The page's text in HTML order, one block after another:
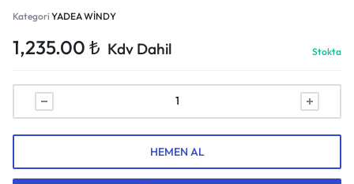
Kategori YADEA WİNDY
1,235.00 ₺ Kdv Dahil Stokta
HEMEN AL